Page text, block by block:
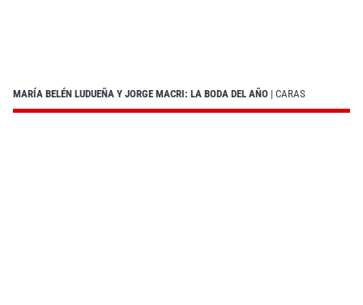
MARÍA BELÉN LUDUEÑA Y JORGE MACRI: LA BODA DEL AÑO | CARAS